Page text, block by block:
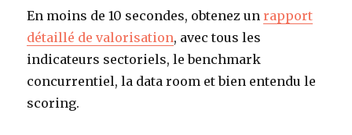
En moins de 10 secondes, obtenez un rapport
détaillé de valorisation, avec tous les
indicateurs sectoriels, le benchmark
concurrentiel, la data room et bien entendu le
scoring.